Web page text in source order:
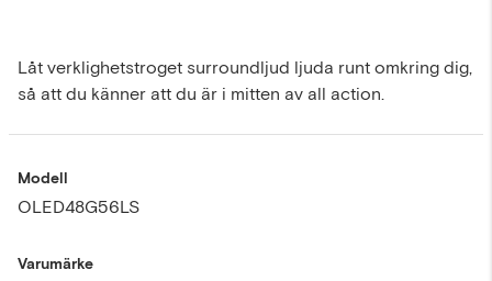
Låt verklighetstroget surroundljud ljuda runt omkring dig,
så att du känner att du är i mitten av all action.
Modell
OLED48G56LS
Varumärke